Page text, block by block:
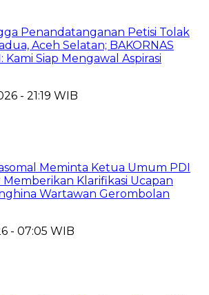
Penandatanganan Petisi Tolak
Aceh Selatan; BAKORNAS
Kami Siap Mengawal Aspirasi
- 21:19 WIB
Meminta Ketua Umum PDI
Klarifikasi Ucapan
Wartawan Gerombolan
- 07:05 WIB